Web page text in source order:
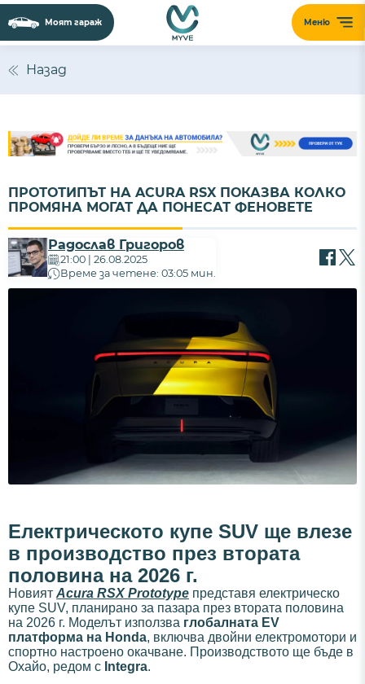
Меню
Моят гараж
Назад
ПРОТОТИПЪТ НА ACURA RSX ПОКАЗВА КОЛКО
ПРОМЯНА МОГАТ ДА ПОНЕСАТ ФЕНОВЕТЕ
Радослав Григоров
21:00 | 26.08.2025
Време за четене: 03:05 мин.
Електрическото купе SUV ще влезе
в производство през втората
половина на 2026 г.
Новият Acura RSX Prototype представя електрическо
купе SUV, планирано за пазара през втората половина
на 2026 г. Моделът използва глобалната EV
платформа на Honda, включва двойни електромотори и
спортно настроено окачване. Производството ще бъде в
Охайо, редом с Integra.